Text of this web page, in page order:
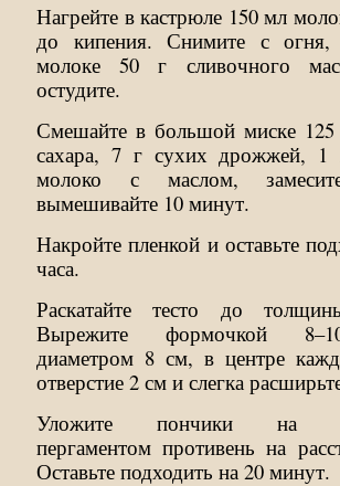
Нагрейте в кастрюле 150 мл
до кипения. Снимите с огня,
молоке 50 г сливочного
остудите.
Смешайте в большой миске
сахара, 7 г сухих дрожжей, 1
молоко с маслом,
вымешивайте 10 минут.
Накройте пленкой и оставьте
часа.
Раскатайте тесто до
Вырежите формочкой
диаметром 8 см, в центре
отверстие 2 см и слегка
Уложите пончики на
пергаментом противень на
Оставьте подходить на 20 минут.